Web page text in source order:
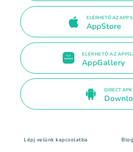
ELÉRHETŐ AZ APP
AppStore
ELÉRHETŐ AZ
AppGallery
DIRECT APK
Lépj velünk kapcsolatba Blog